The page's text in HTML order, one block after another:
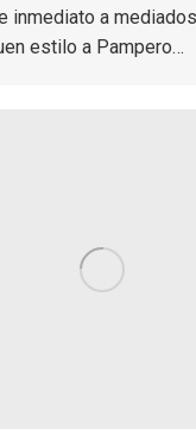
inmediato a
estilo a Pampero…